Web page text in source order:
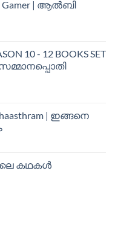
Gamer | ആൽബി
10 - 12 BOOKS SET
| ഇങ്ങനെ
കഥകള്‍